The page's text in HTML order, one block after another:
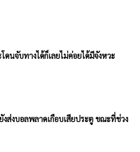
นจับทางได้ก็เลยไม่ค่อยได้มีจังหวะ
ส่งบอลพลาดเกือบเสียประตู ขณะที่ช่วง